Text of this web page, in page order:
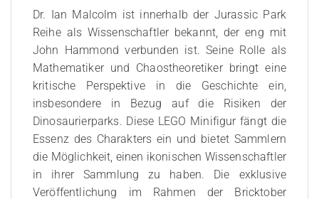
Dr. Ian Malcolm ist innerhalb der Jurassic Park
Reihe als Wissenschaftler bekannt, der eng mit
John Hammond verbunden ist. Seine Rolle als
Mathematiker und Chaostheoretiker bringt eine
kritische Perspektive in die Geschichte ein,
insbesondere in Bezug auf die Risiken der
Dinosaurierparks. Diese LEGO Minifigur fängt die
Essenz des Charakters ein und bietet Sammlern
die Möglichkeit, einen ikonischen Wissenschaftler
in ihrer Sammlung zu haben. Die exklusive
Veröffentlichung im Rahmen der Bricktober